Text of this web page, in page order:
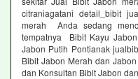
citraniagatani detail_bibit
merah Anda sedang
tempatnya Bibit Kayu
Jabon Putih Pontianak
Bibit Jabon Merah dan
dan Konsultan Bibit Jabon